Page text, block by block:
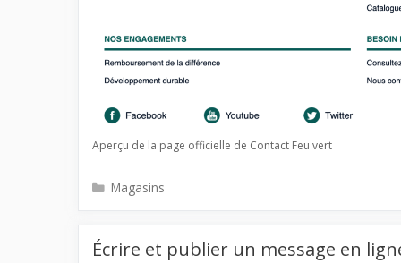
Aperçu de la page officielle de Contact Feu vert
Catégories
Magasins
Écrire et publier un message en